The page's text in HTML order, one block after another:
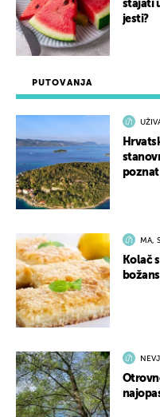
PUTOVANJA
poznat
MA,
Kolač
stajati
jesti?